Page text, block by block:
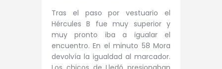
Tras el paso por vestuario el
Hércules B fue muy superior y
muy pronto iba a igualar el
encuentro. En el minuto 58 Mora
devolvía la igualdad al marcador.